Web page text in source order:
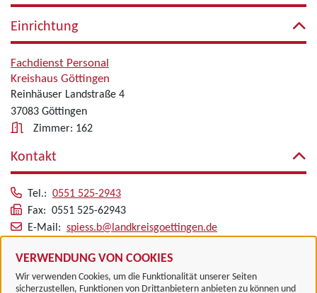
VERWENDUNG VON COOKIES
Wir verwenden Cookies, um die Funktionalität unserer Seiten
sicherzustellen, Funktionen von Drittanbietern anbieten zu können und
Einrichtung
Fachdienst Personal
Kreishaus Göttingen
Reinhäuser Landstraße 4
37083 Göttingen
Zimmer: 162
Kontakt
Tel.: 0551 525-2943
Fax: 0551 525-62943
E-Mail: spiess.b@landkreisgoettingen.de
Alle zugeordneten Einrichtungen